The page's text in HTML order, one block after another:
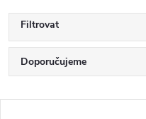
Filtrovat
Ř
a
Doporučujeme